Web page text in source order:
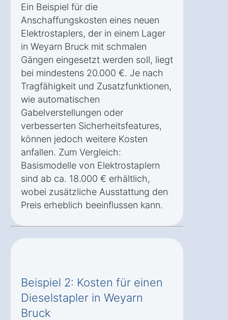
Ein Beispiel für die
Anschaffungskosten eines neuen
Elektrostaplers, der in einem Lager
in Weyarn Bruck mit schmalen
Gängen eingesetzt werden soll, liegt
bei mindestens 20.000 €. Je nach
Tragfähigkeit und Zusatzfunktionen,
wie automatischen
Gabelverstellungen oder
verbesserten Sicherheitsfeatures,
können jedoch weitere Kosten
anfallen. Zum Vergleich:
Basismodelle von Elektrostaplern
sind ab ca. 18.000 € erhältlich,
wobei zusätzliche Ausstattung den
Preis erheblich beeinflussen kann.
Beispiel 2: Kosten für einen
Dieselstapler in Weyarn
Bruck